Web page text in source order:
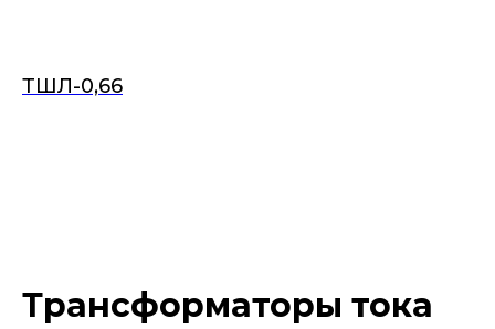
ТШЛ-0,66
Трансформаторы тока